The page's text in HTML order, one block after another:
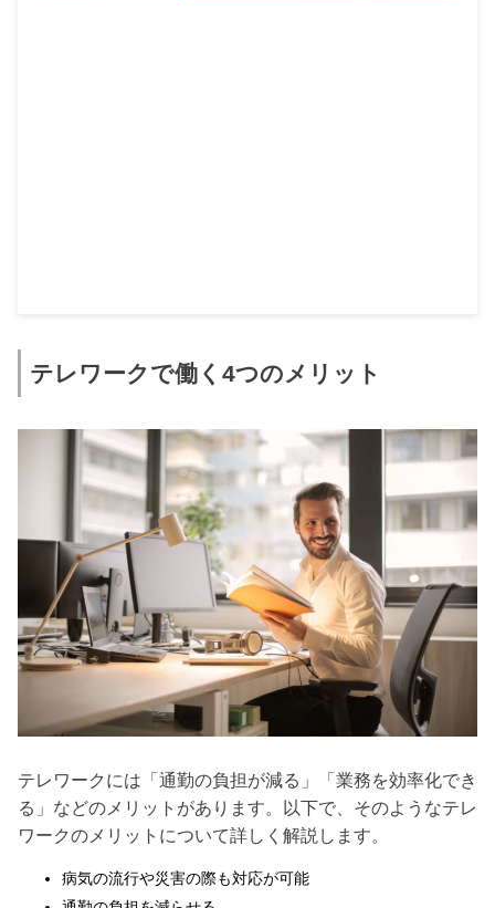
テレワークで働く4つのメリット
テレワークには「通勤の負担が減る」「業務を効率化でき
る」などのメリットがあります。以下で、そのようなテレ
ワークのメリットについて詳しく解説します。
病気の流行や災害の際も対応が可能